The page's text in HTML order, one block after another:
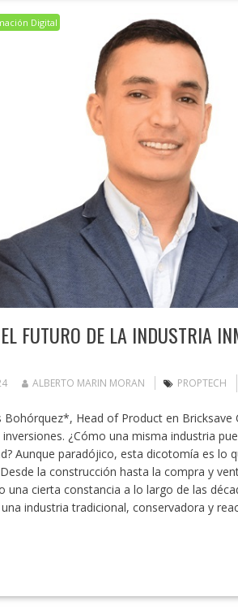
Digital
FUTURO DE LA INDUSTRIA
ALBERTO MARIN MORAN PROPTECH
Bohórquez*, Head of Product en Bricksave
¿Cómo una misma industria
Aunque paradójico, esta dicotomía es lo
la construcción hasta la compra y
una cierta constancia a lo largo de las
industria tradicional, conservadora y